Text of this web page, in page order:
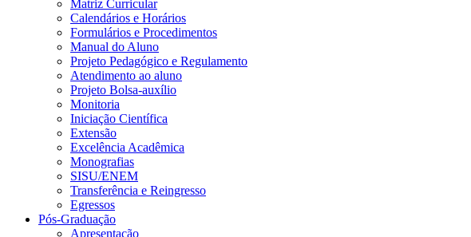
Matriz Curricular
Calendários e Horários
Formulários e Procedimentos
Manual do Aluno
Projeto Pedagógico e Regulamento
Atendimento ao aluno
Projeto Bolsa-auxílio
Monitoria
Iniciação Científica
Extensão
Excelência Acadêmica
Monografias
SISU/ENEM
Transferência e Reingresso
Egressos
Pós-Graduação
Apresentação